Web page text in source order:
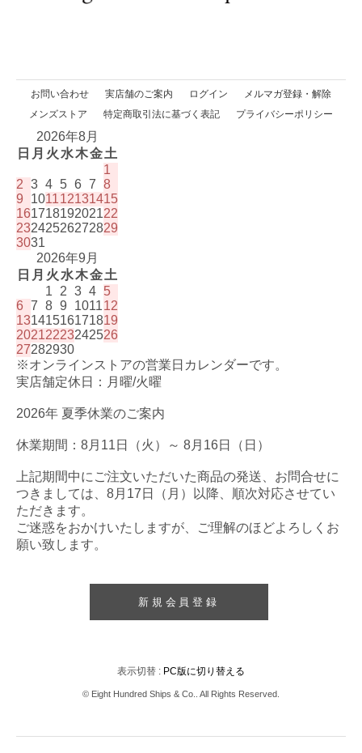
お問い合わせ 実店舗のご案内 ログイン
メルマガ登録・解除
メンズストア
特定商取引法に基づく表記 プライバシーポリシー
2026年8月
日 月 火 水木金土
1
2 3 4 5 6 7 8
9
101112131415
16171819202122
23242526272829
3031
2026年9月
日 月 火 水木金土
1
2 3 4 5
6 7 8 9 101112
13141516171819
20212223242526
27282930
※オンラインストアの営業日カレンダーです。
実店舗定休日：月曜/火曜
2026年 夏季休業のご案内
休業期間：8月11日（火）～ 8月16日（日）
上記期間中にご注文いただいた商品の発送、お問合せに
つきましては、8月17日（月）以降、順次対応させてい
ただきます。
ご迷惑をおかけいたしますが、ご理解のほどよろしくお
願い致します。
新規会員登録
表示切替 : PC版に切り替える
© Eight Hundred Ships & Co.. All Rights Reserved.